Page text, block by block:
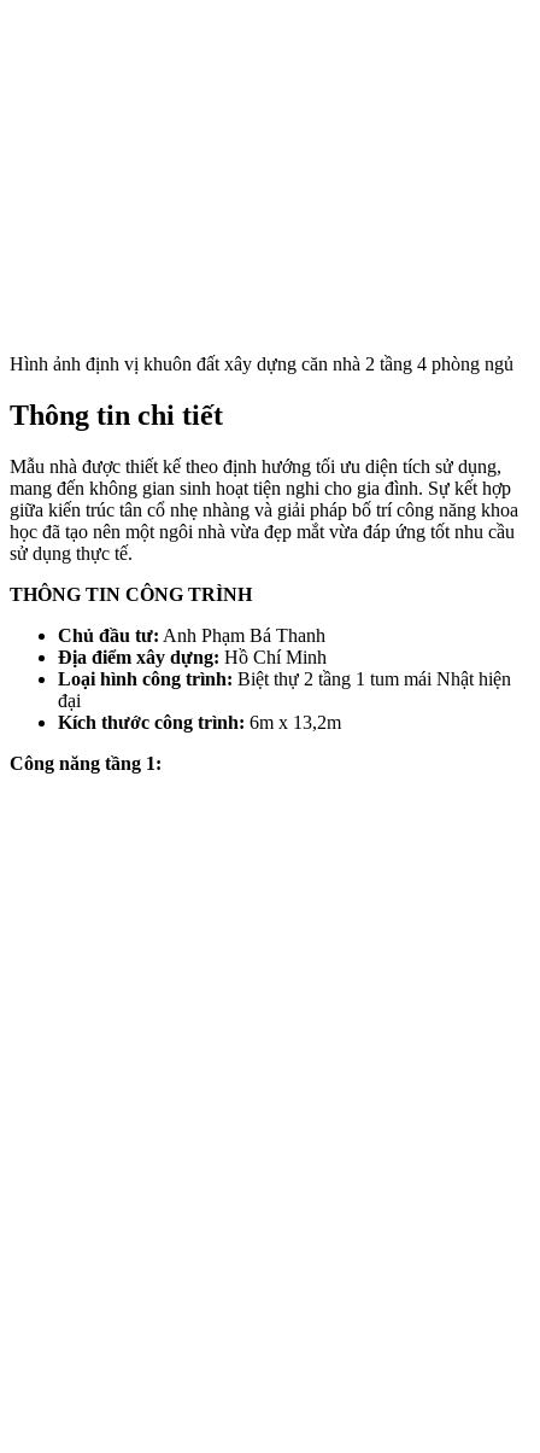
Hình ảnh định vị khuôn đất xây dựng căn nhà 2 tầng 4 phòng ngủ
Thông tin chi tiết
Mẫu nhà được thiết kế theo định hướng tối ưu diện tích sử dụng,
mang đến không gian sinh hoạt tiện nghi cho gia đình. Sự kết hợp
giữa kiến trúc tân cổ nhẹ nhàng và giải pháp bố trí công năng khoa
học đã tạo nên một ngôi nhà vừa đẹp mắt vừa đáp ứng tốt nhu cầu
sử dụng thực tế.
THÔNG TIN CÔNG TRÌNH
Chủ đầu tư: Anh Phạm Bá Thanh
Địa điểm xây dựng: Hồ Chí Minh
Loại hình công trình: Biệt thự 2 tầng 1 tum mái Nhật hiện
đại
Kích thước công trình: 6m x 13,2m
Công năng tầng 1: